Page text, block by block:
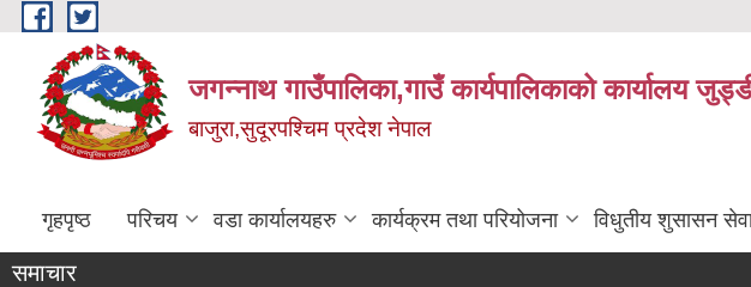
Skip to main content
जगन्नाथ गाउँपालिका,गाउँ कार्यपालिकाको कार्यालय
बाजुरा,सुदूरपश्चिम प्रदेश नेपाल
गृहपृष्ठ परिचय वडा कार्यालयहरु कार्यक्रम तथा परियोजना विधुतीय शुसासन
समाचार